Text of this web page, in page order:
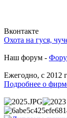
Вконтакте
Охота на гуся,
Наш форум -
Ежегодно, с 2012
Подробнее о